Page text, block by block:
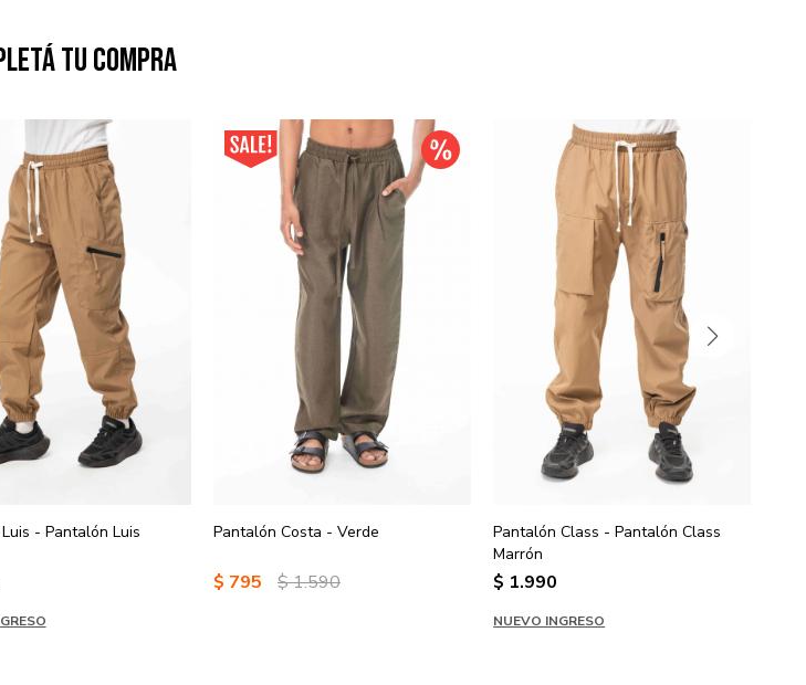
tu compra
- Pantalón Luis
Pantalón Costa - Verde
$ 795 $1.590
Pantalón Class - Pantalón Class
Marrón
$ 1.990
NUEVO INGRESO